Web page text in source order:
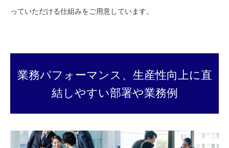
っていただける仕組みをご用意しています。
業務パフォーマンス、生産性向上に直
結しやすい部署や業務例